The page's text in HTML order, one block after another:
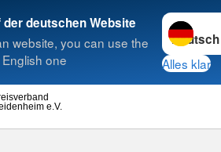
deutschen Website
website, you can use the
one
Sprache
Alles klar
e.V.
Suche